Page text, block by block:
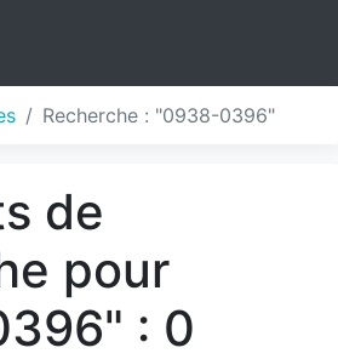
Recherche : "0938-0396"
de
pour
: 0